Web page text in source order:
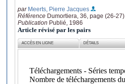
par Meerts, Pierre Jacques
Référence Dumortiera, 36, page (26-27)
Publication Publié, 1986
Article révisé par les pairs
ACCÈS EN LIGNE DÉTAILS